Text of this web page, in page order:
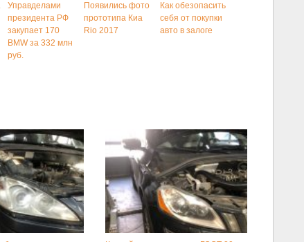
Управделами
президента РФ
закупает 170
BMW за 332 млн
руб.
Появились фото
прототипа Киа
Rio 2017
Как обезопасить
себя от покупки
авто в залоге